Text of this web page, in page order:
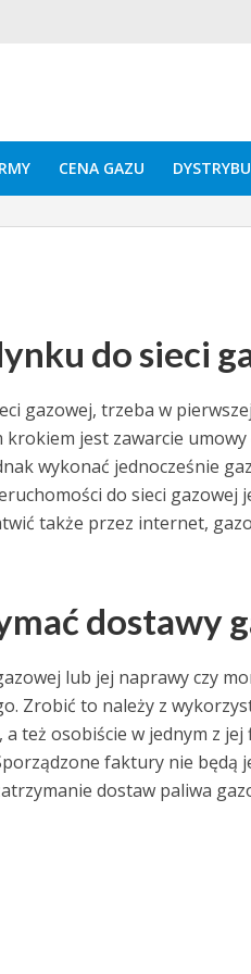
CENA GAZU
do sieci
gazowej, trzeba w
krokiem jest zawarcie
wykonać jednocześnie
do sieci
także przez internet,
dostawy
lub jej naprawy czy
Zrobić to należy z
też osobiście w jednym z
faktury nie będą
dostaw paliwa